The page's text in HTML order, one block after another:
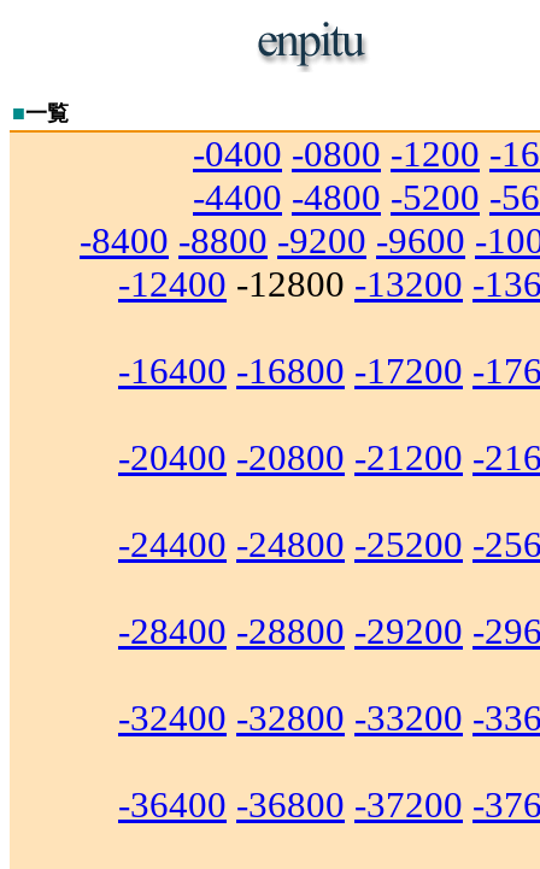
■一覧
-0400 -0800 -1200 -
-4400 -4800 -5200 -
-8400 -8800 -9200 -9600 -
-12400 -12800 -13200 -
-16400 -16800 -17200 -
-20400 -20800 -21200 -
-24400 -24800 -25200 -
-28400 -28800 -29200 -
-32400 -32800 -33200 -
-36400 -36800 -37200 -